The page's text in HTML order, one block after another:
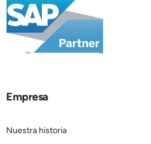
Empresa
Nuestra historia